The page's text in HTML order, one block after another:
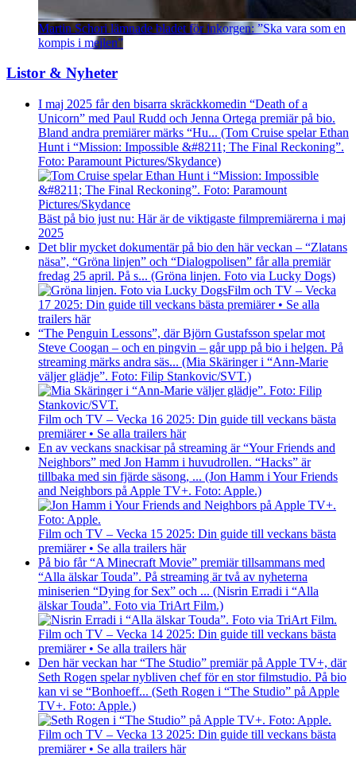
Martin Schori lämnade bladet för inkorgen: ”Ska vara som en
kompis i mejlen”
Listor & Nyheter
I maj 2025 får den bisarra skräckkomedin “Death of a
Unicorn” med Paul Rudd och Jenna Ortega premiär på bio.
Bland andra premiärer märks “Hu... (Tom Cruise spelar Ethan
Hunt i “Mission: Impossible &#8211; The Final Reckoning”.
Foto: Paramount Pictures/Skydance)
Bäst på bio just nu: Här är de viktigaste filmpremiärerna i maj
2025
Det blir mycket dokumentär på bio den här veckan – “Zlatans
näsa”, “Gröna linjen” och “Dialogpolisen” får alla premiär
fredag 25 april. På s... (Gröna linjen. Foto via Lucky Dogs)
Film och TV – Vecka
17 2025: Din guide till veckans bästa premiärer • Se alla
trailers här
“The Penguin Lessons”, där Björn Gustafsson spelar mot
Steve Coogan – och en pingvin – går upp på bio i helgen. På
streaming märks andra säs... (Mia Skäringer i “Ann-Marie
väljer glädje”. Foto: Filip Stankovic/SVT.)
Film och TV – Vecka 16 2025: Din guide till veckans bästa
premiärer • Se alla trailers här
En av veckans snackisar på streaming är “Your Friends and
Neighbors” med Jon Hamm i huvudrollen. “Hacks” är
tillbaka med sin fjärde säsong, ... (Jon Hamm i Your Friends
and Neighbors på Apple TV+. Foto: Apple.)
Film och TV – Vecka 15 2025: Din guide till veckans bästa
premiärer • Se alla trailers här
På bio får “A Minecraft Movie” premiär tillsammans med
“Alla älskar Touda”. På streaming är två av nyheterna
miniserien “Dying for Sex” och ... (Nisrin Erradi i “Alla
älskar Touda”. Foto via TriArt Film.)
Film och TV – Vecka 14 2025: Din guide till veckans bästa
premiärer • Se alla trailers här
Den här veckan har “The Studio” premiär på Apple TV+, där
Seth Rogen spelar nybliven chef för en stor filmstudio. På bio
kan vi se “Bonhoeff... (Seth Rogen i “The Studio” på Apple
TV+. Foto: Apple.)
Film och TV – Vecka 13 2025: Din guide till veckans bästa
premiärer • Se alla trailers här